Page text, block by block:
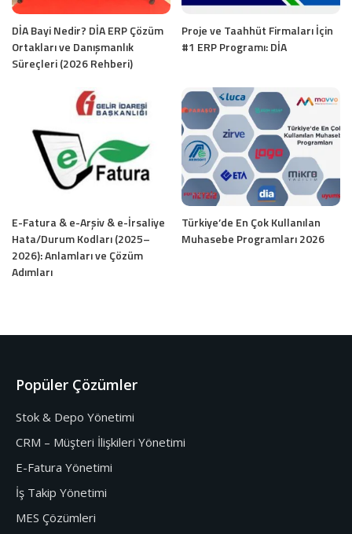
DİA Bayi Nedir? DİA ERP Çözüm
Ortakları ve Danışmanlık
Süreçleri (2026 Rehberi)
Proje ve Taahhüt Firmaları İçin
#1 ERP Programı: DİA
E-Fatura & e-Arşiv & e-İrsaliye
Hata/Durum Kodları (2025–
2026): Anlamları ve Çözüm
Adımları
Türkiye’de En Çok Kullanılan
Muhasebe Programları 2026
Popüler Çözümler
Stok & Depo Yönetimi
CRM – Müşteri İlişkileri Yönetimi
E-Fatura Yönetimi
İş Takip Yönetimi
MES Çözümleri